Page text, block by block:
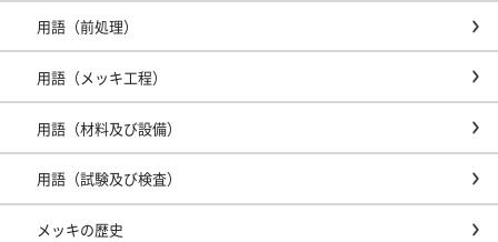
用語（前処理）
用語（メッキ工程）
用語（材料及び設備）
用語（試験及び検査）
メッキの歴史